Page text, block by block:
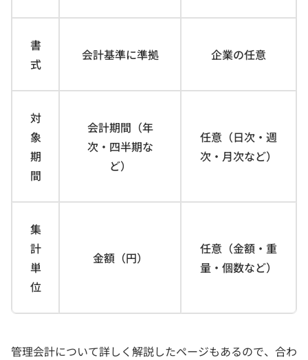
書
式
会計基準に準拠 企業の任意
対
象
期
間
会計期間（年
次・四半期な
ど）
任意（日次・週
次・月次など）
集
計
単
位
金額（円）
任意（金額・重
量・個数など）
管理会計について詳しく解説したページもあるので、合わ